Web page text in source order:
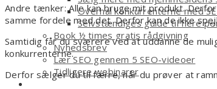
Overhal konkurrenterne med
Selvstændiges guide til flere
Book ½ times gratis rådgivning
Nyhedsbrev
Lær SEO gennem 5 SEO-videoer
Tidligere webinarer
Andre tænker: Alle kan bruge mit produkt.
samme fordele med det. Derfor kan de ikke
Samtidig får du sværere ved at uddanne de
konkurrenterne.
Derfor sælger du til færre, når du prøver at